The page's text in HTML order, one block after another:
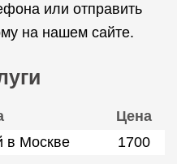
или отправить
на нашем сайте.
Цена
в Москве
1700